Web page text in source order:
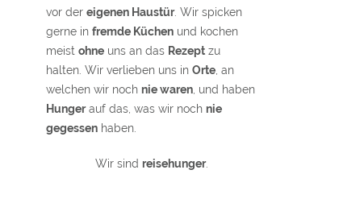
vor der eigenen Haustür. Wir spicken
gerne in fremde Küchenund kochen
meist ohneuns an das Rezeptzu
halten. Wir verlieben uns in Orte, an
welchen wir noch nie waren, und haben
Hungerauf das, was wir noch nie
gegessenhaben.
Wir sind reisehunger.